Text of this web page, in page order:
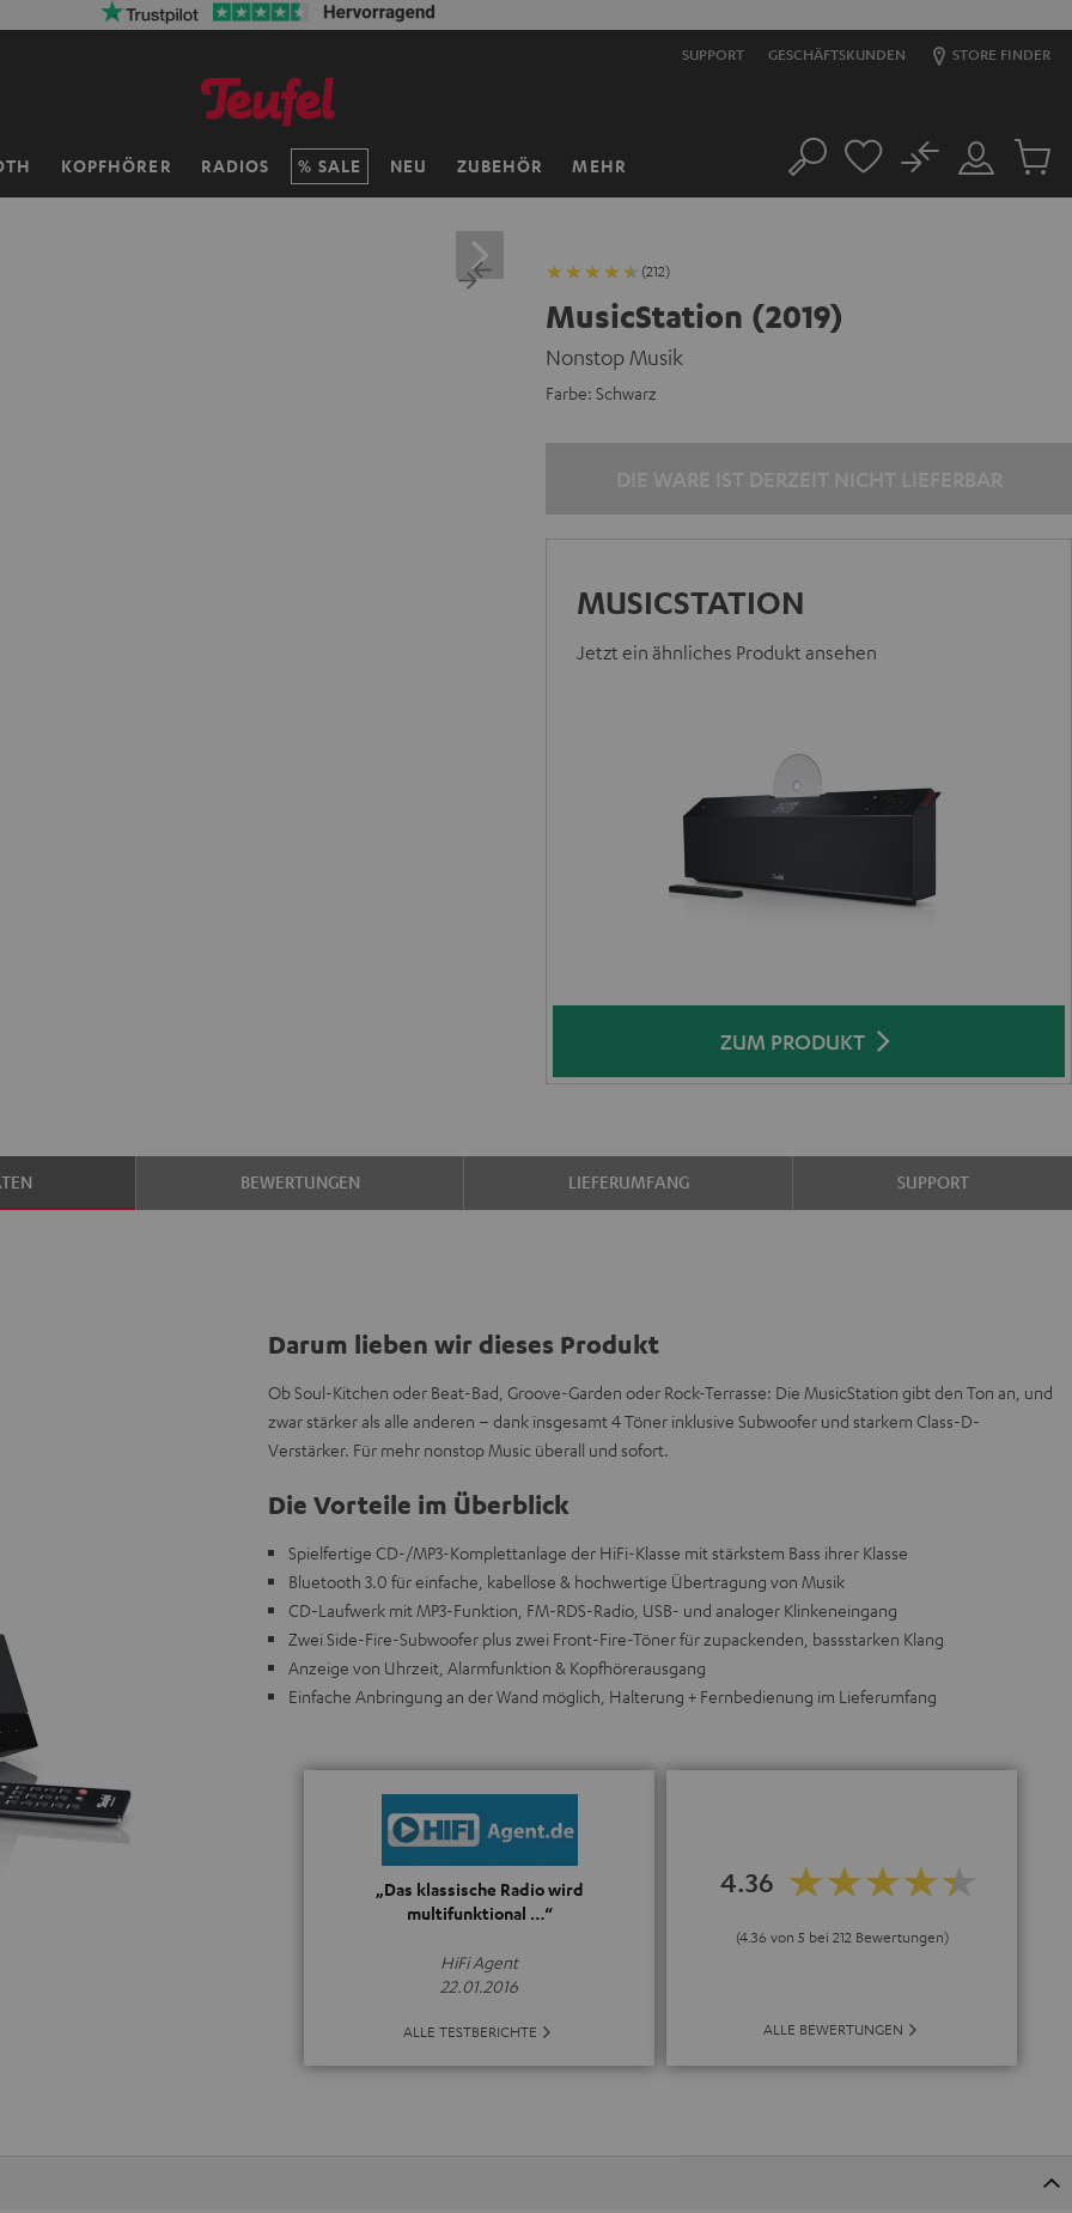
SUPPORT GESCHÄFTSKUNDEN STORE FINDER
KOPFHÖRER RADIOS SALE NEU ZUBEHÖR MEHR Suche
Mein
Konto
No
Artikel
(212)
MusicStation (2019)
Nonstop Musik​
Farbe: Schwarz
MUSICSTATION
Jetzt ein ähnliches Produkt ansehen
ZUM PRODUKT
BEWERTUNGEN LIEFERUMFANG SUPPORT
Darum lieben wir dieses Produkt
Ob Soul-Kitchen oder Beat-Bad, Groove-Garden oder Rock-Terrasse: Die MusicStation gibt den Ton an, und
zwar stärker als alle anderen – dank insgesamt 4 Töner inklusive Subwoofer und starkem Class-D-
Verstärker. Für mehr nonstop Music überall und sofort.
Die Vorteile im Überblick
Spielfertige CD-/MP3-Komplettanlage der HiFi-Klasse mit stärkstem Bass ihrer Klasse
Bluetooth 3.0 für einfache, kabellose & hochwertige Übertragung von Musik
CD-Laufwerk mit MP3-Funktion, FM-RDS-Radio, USB- und analoger Klinkeneingang
Zwei Side-Fire-Subwoofer plus zwei Front-Fire-Töner für zupackenden, bassstarken Klang
Anzeige von Uhrzeit, Alarmfunktion & Kopfhörerausgang
Einfache Anbringung an der Wand möglich, Halterung + Fernbedienung im Lieferumfang
„Das klassische Radio wird
multifunktional …“
HiFi Agent
22.01.2016
ALLE TESTBERICHTE
4.36
(4.36 von 5 bei 212 Bewertungen)
ALLE BEWERTUNGEN